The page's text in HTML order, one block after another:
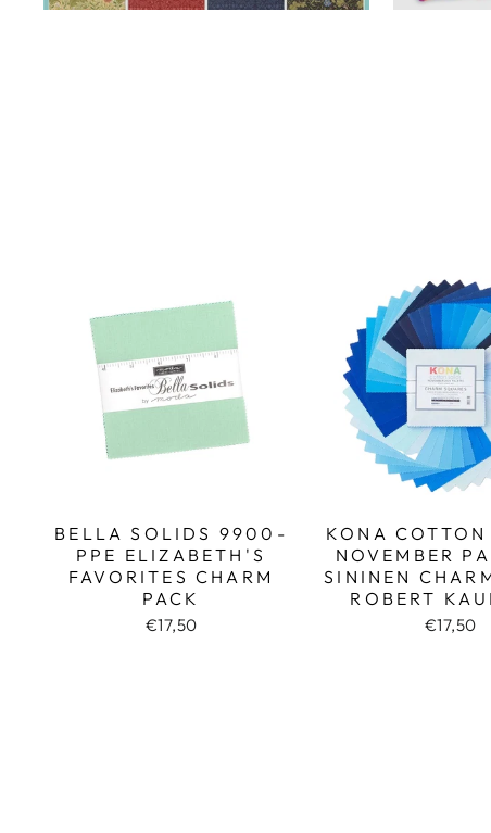
BELLA SOLIDS 9900-
PPE ELIZABETH'S
FAVORITES CHARM
PACK
€17,50
KONA COTTON
NOVEMBER
SININEN
ROBERT
€17,50